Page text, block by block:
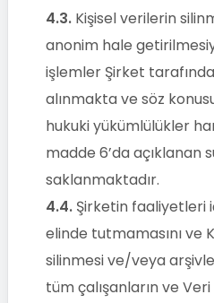
4.3.Kişisel verilerin
anonim hale
işlemler Şirket
alınmakta ve söz
hukuki yükümlülükler
madde 6’da açıklanan
saklanmaktadır.
4.4.Şirketin faaliyetleri
elinde tutmamasını ve
silinmesi ve/veya
tüm çalışanların ve